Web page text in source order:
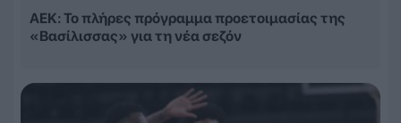
ΑΕΚ: Το πλήρες πρόγραμμα προετοιμασίας της
«Βασίλισσας» για τη νέα σεζόν